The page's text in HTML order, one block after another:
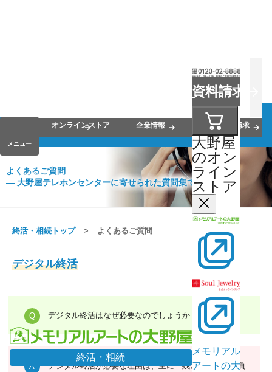
終活・相続
資料請求
大野屋
のオン
ライン
ストア
メモリアル
アートの大
メニュー
会員サービス
オンラインストア
企業情報 資料請求
よくあるご質問
― 大野屋テレホンセンターに寄せられた質問集です。
終活・相続トップ よくあるご質問
デジタル終活
デジタル終活はなぜ必要なのでしょうか？
デジタル終活が必要な理由は、主に「残された家族の負